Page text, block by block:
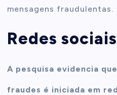
mensagens fraudulentas.
Redes sociais
A pesquisa evidencia
fraudes é iniciada em